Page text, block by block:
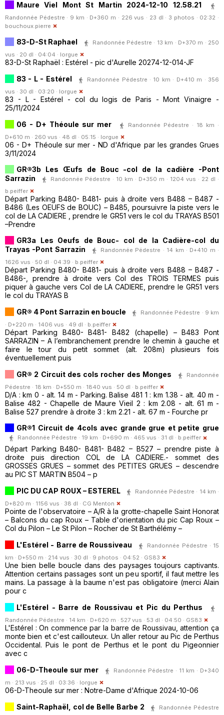
Maure Viel Mont St Martin 2024-12-10 12.58.21
Randonnée Pédestre · 9 km · D+360 m · 226 vus · 23 dl · 3 photos · 02:32 ·
bouchoux.pierre
83-D-St Raphael
Randonnée Pédestre · 13 km · D+370 m · 250
vus · 20 dl · 04:04 · lorgue
83-D-St Raphaël : Estérel - pic d'Aurelle 20274-12-014-JF
83 - L - Estérel
Randonnée Pédestre · 10 km · D+410 m · 356
vus · 30 dl · 03:20 · lorgue
83 - L - Estérel - col du logis de Paris - Mont Vinaigre -
25/11/2024
06 - D+ Théoule sur mer
Randonnée Pédestre · 18 km ·
D+610 m · 260 vus · 48 dl · 05:15 · lorgue
06 - D+ Théoule sur mer - ND d'Afrique par les grandes Grues
3/11/2024
GR®3b Les Œufs de Bouc -col de la cadière -Pont
Sarrazin
Randonnée Pédestre · 10 km · D+350 m · 1204 vus · 22 dl ·
b.peiffer
Départ Parking B480- B481- puis à droite vers B488 – B487 -
B486 (Les OEUFS de BOUC) – B485, poursuivre la piste vers le
col de LA CADIERE , prendre le GR51 vers le col du TRAYAS B501
–Prendre
GR3a Les Oeufs de Bouc- col de la Cadière-col du
Trayas -Pont Sarrazin
Randonnée Pédestre · 14 km · D+410 m ·
1626 vus · 50 dl · 04:39 · b.peiffer
Départ Parking B480- B481- puis à droite vers B488 – B487 -
B486-, prendre à droite vers Col des TROIS TERMES puis
piquer à gauche vers Col de LA CADIERE, prendre le GR51 vers
le col du TRAYAS B
GR® 4 Pont Sarrazin en boucle
Randonnée Pédestre · 9 km
· D+220 m · 1406 vus · 49 dl · b.peiffer
Départ Parking B480- B481- B482 (chapelle) – B483 Pont
SARRAZIN – A l’embranchement prendre le chemin à gauche et
faire le tour du petit sommet (alt. 208m) plusieurs fois
éventuellement puis
GR® 2 Circuit des cols rocher des Monges
Randonnée
Pédestre · 18 km · D+550 m · 1840 vus · 50 dl · b.peiffer
D/A : km 0 - alt. 14 m - Parking. Balise 481 1 : km 1.38 - alt. 40 m -
Balise 482 - Chapelle de Maure Vieil 2 : km 2.08 - alt. 61 m -
Balise 527 prendre à droite 3 : km 2.21 - alt. 67 m - Fourche pr
GR®1 Circuit de 4cols avec grande grue et petite grue
Randonnée Pédestre · 19 km · D+690 m · 465 vus · 31 dl · b.peiffer
Départ Parking B480- B481- B482 – B527 – prendre piste à
droite puis direction COL de LA CADIERE.- sommet des
GROSSES GRUES – sommet des PETITES GRUES – descendre
au PIC ST MARTIN B504 – p
PIC DU CAP ROUX – ESTEREL
Randonnée Pédestre · 14 km ·
D+820 m · 1156 vus · 38 dl · CG Menton
Pointe de l'observatoire – A/R à la grotte-chapelle Saint Honorat
– Balcons du cap Roux – Table d'orientation du pic Cap Roux –
Col du Pilon – Le St Pilon – Rocher de St Barthélémy –
L'Estérel - Barre de Roussiveau
Randonnée Pédestre · 15
km · D+550 m · 214 vus · 30 dl · 9 photos · 04:52 · GS83
Une bien belle boucle dans des paysages toujours captivants.
Attention certains passages sont un peu sportif, il faut mettre les
mains. La passage à la baume n'est pas obligatoire (merci Alain
pour c
L'Estérel - Barre de Roussivau et Pic du Perthus
Randonnée Pédestre · 14 km · D+620 m · 527 vus · 53 dl · 04:50 · GS83
L'Estérel : On commence par la barre de Roussivau, attention ça
monte bien et c'est caillouteux. Un aller retour au Pic de Perthus
Occidental. Puis le pont de Perthus et le pont du Pigeonnier
avec c
06-D-Theoule sur mer
Randonnée Pédestre · 11 km · D+340
m · 213 vus · 25 dl · 03:36 · lorgue
06-D-Theoule sur mer : Notre-Dame d'Afrique 2024-10-06
Saint-Raphaël, col de Belle Barbe 2
Randonnée Pédestre